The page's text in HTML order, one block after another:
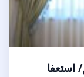
استعفا